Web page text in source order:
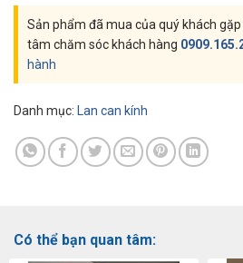
Sản phẩm đã mua của quý khách
tâm chăm sóc khách hàng
hành
Danh mục: Lan can kính
Có thể bạn quan tâm: